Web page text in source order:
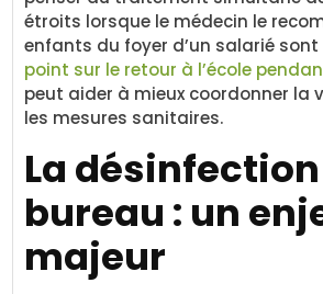
étroits lorsque le médecin le
enfants du foyer d’un salarié sont
point sur le retour à l’école
peut aider à mieux coordonner la
les mesures sanitaires.
La
bureau : un
majeur